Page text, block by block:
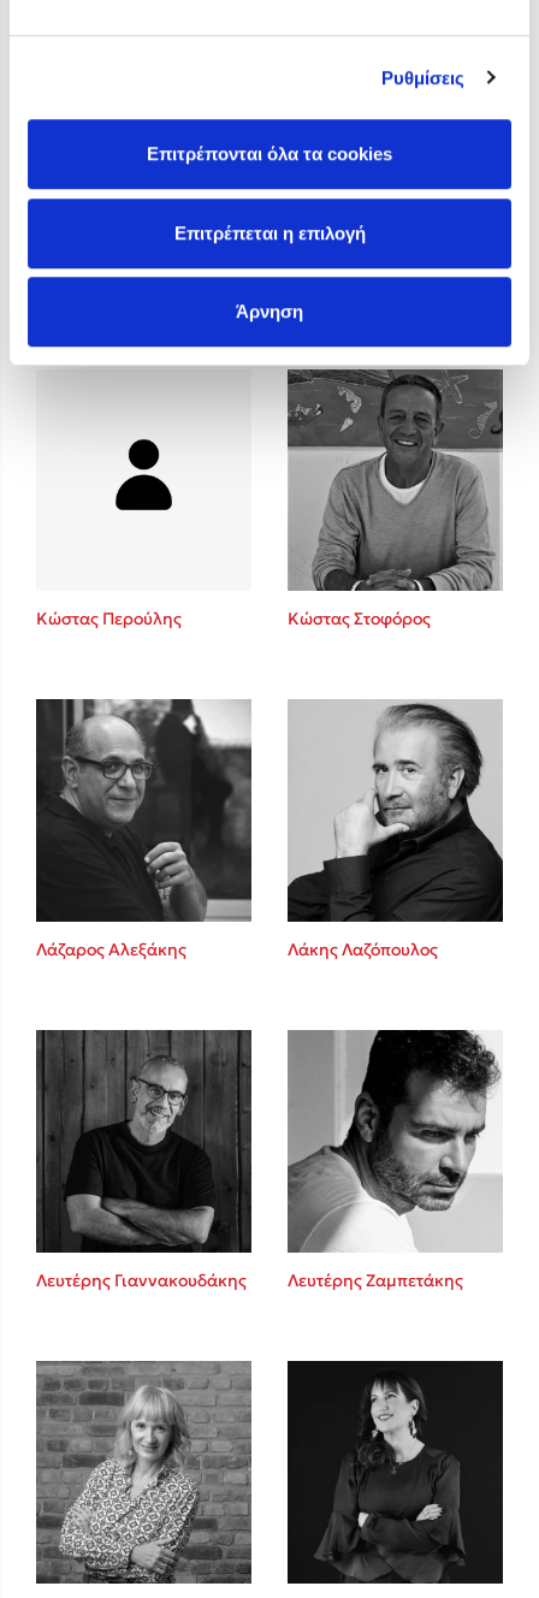
Ρυθμίσεις
Επιτρέπονται όλα τα cookies
Επιτρέπεται η επιλογή
Άρνηση
Ο Κώστας Κρομμύδας στο Παλαιοχώρι Καλαμπάκας
Ο Κώστας Κρομμύδας και η Μαρίνα Γιώτη στη Νικήτη
Ο Στέφανος Ξενάκης στη Χίο
Βιβλίου στο Πεδίον του Άρεως
Κώστας Περούλης Κώστας Στοφόρος
Λάζαρος Αλεξάκης Λάκης Λαζόπουλος
Λευτέρης Γιαννακουδάκης Λευτέρης Ζαμπετάκης